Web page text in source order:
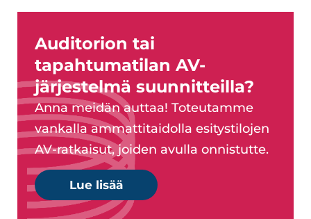
Auditorion tai
tapahtumatilan AV-
järjestelmä suunnitteilla?
Anna meidän auttaa! Toteutamme
vankalla ammattitaidolla esitystilojen
AV-ratkaisut, joiden avulla onnistutte.
Lue lisää